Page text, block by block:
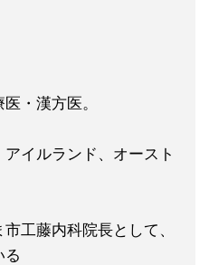
・漢方医。
イルランド、オースト
工藤内科院長として、
る